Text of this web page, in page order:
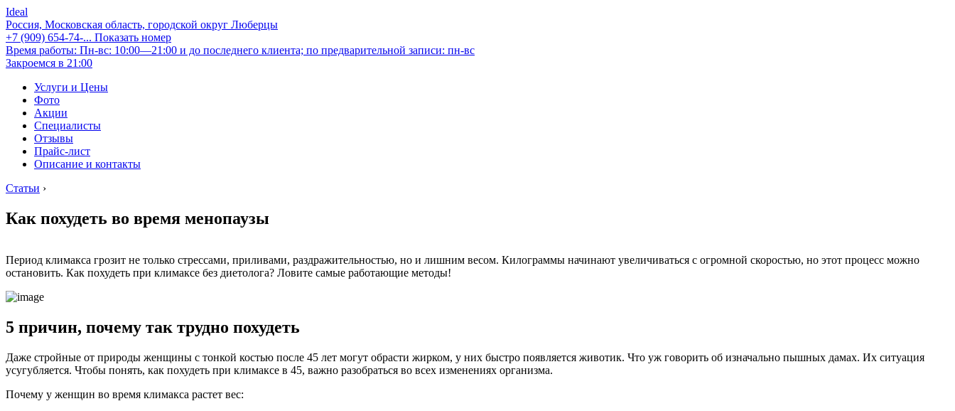
Ideal
Россия, Московская область, городской округ Люберцы
+7 (909) 654-74-... Показать номер
Время работы: Пн-вс: 10:00—21:00 и до последнего клиента; по предварительной записи: пн-вс
Закроемся в 21:00
Услуги и Цены
Фото
Акции
Специалисты
Отзывы
Прайс-лист
Описание и контакты
Статьи ›
Как похудеть во время менопаузы
Период климакса грозит не только стрессами, приливами, раздражительностью, но и лишним весом. Килограммы начинают увеличиваться с огромной скоростью, но этот процесс можно
остановить. Как похудеть при климаксе без диетолога? Ловите самые работающие методы!
5 причин, почему так трудно похудеть
Даже стройные от природы женщины с тонкой костью после 45 лет могут обрасти жирком, у них быстро появляется животик. Что уж говорить об изначально пышных дамах. Их ситуация
усугубляется. Чтобы понять, как похудеть при климаксе в 45, важно разобраться во всех изменениях организма.
Почему у женщин во время климакса растет вес: